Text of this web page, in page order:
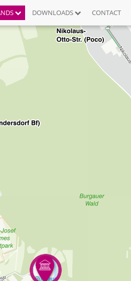
DOWNLOADS CONTACT